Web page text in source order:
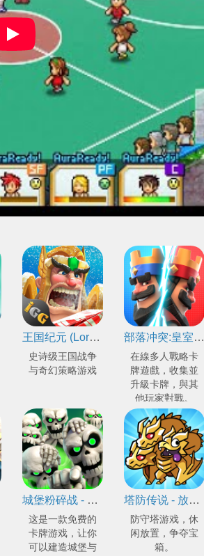
王国纪元 (Lords Mobile)
史诗级王国战争
与奇幻策略游戏
部落冲突:皇室战争(Clash Royale)
在線多人戰略卡
牌遊戲，收集並
升級卡牌，與其
他玩家對戰。
城堡粉碎战 - 最佳卡牌游戏 (Castle Crush) - 免费
这是一款免费的
卡牌游戏，让你
可以建造城堡与
塔防传说 - 放置休闲宝箱争夺战
防守塔游戏，休
闲放置，争夺宝
箱。